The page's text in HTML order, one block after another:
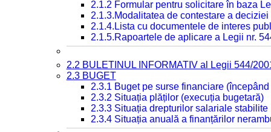
2.1.2 Formular pentru solicitare în baza
2.1.3.Modalitatea de contestare a
2.1.4.Lista cu documentele de interes
2.1.5.Rapoartele de aplicare a Legii nr.
2.2 BULETINUL INFORMATIV al Legii 544/
2.3 BUGET
2.3.1 Buget pe surse financiare
2.3.2 Situația plăților (execuția bugetară)
2.3.3 Situația drepturilor salariale
2.3.4 Situația anuală a finanțărilor